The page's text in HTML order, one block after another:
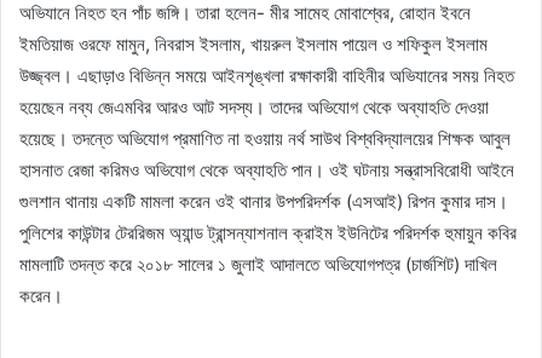
অভিযানে নিহত হন পাঁচ জঙ্গি। তারা হলেন- মীর সামেহ মোবাশ্বের, রোহান ইবনে
ইমতিয়াজ ওরফে মামুন, নিবরাস ইসলাম, খায়রুল ইসলাম পায়েল ও শফিকুল ইসলাম
উজ্জ্বল। এছাড়াও বিভিন্ন সময়ে আইনশৃঙ্খলা রক্ষাকারী বাহিনীর অভিযানের সময় নিহত
হয়েছেন নব্য জেএমবির আরও আট সদস্য। তাদের অভিযোগ থেকে অব্যাহতি দেওয়া
হয়েছে। তদন্তে অভিযোগ প্রমাণিত না হওয়ায় নর্থ সাউথ বিশ্ববিদ্যালয়ের শিক্ষক আবুল
হাসনাত রেজা করিমও অভিযোগ থেকে অব্যাহতি পান। ওই ঘটনায় সন্ত্রাসবিরোধী আইনে
গুলশান থানায় একটি মামলা করেন ওই থানার উপপরিদর্শক (এসআই) রিপন কুমার দাস।
পুলিশের কাউন্টার টেররিজম অ্যান্ড ট্রান্সন্যাশনাল ক্রাইম ইউনিটের পরিদর্শক হুমায়ুন কবির
মামলাটি তদন্ত করে ২০১৮ সালের ১ জুলাই আদালতে অভিযোগপত্র (চার্জশিট) দাখিল
করেন।